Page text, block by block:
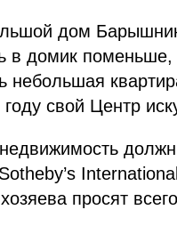
дом
в домик
небольшая
свой Центр
просят